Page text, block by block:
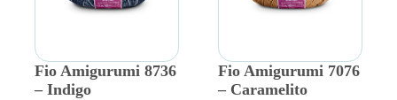
Fio Amigurumi 8736
– Indigo
Fio Amigurumi 7076
– Caramelito